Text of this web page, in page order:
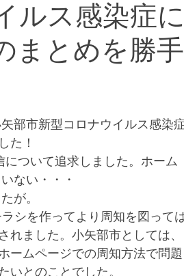
ルス感染症に
まとめを勝手
部市新型コロナウイルス感染
た！
ついて追求しました。ホーム
ない・・・
が。
シを作ってより周知を図って
れました。小矢部市としては、
ームページでの周知方法で問題
いとのことでした。